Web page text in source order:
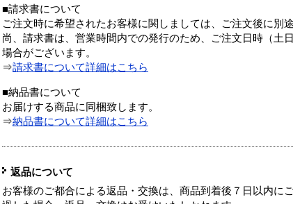
■請求書について
ご注文時に希望されたお客様に関しましては、ご注文後に別
尚、請求書は、営業時間内での発行のため、ご注文日時（土
場合がございます。
⇒請求書について詳細はこちら
■納品書について
お届けする商品に同梱致します。
⇒納品書について詳細はこちら
返品について
お客様のご都合による返品・交換は、商品到着後７日以内に